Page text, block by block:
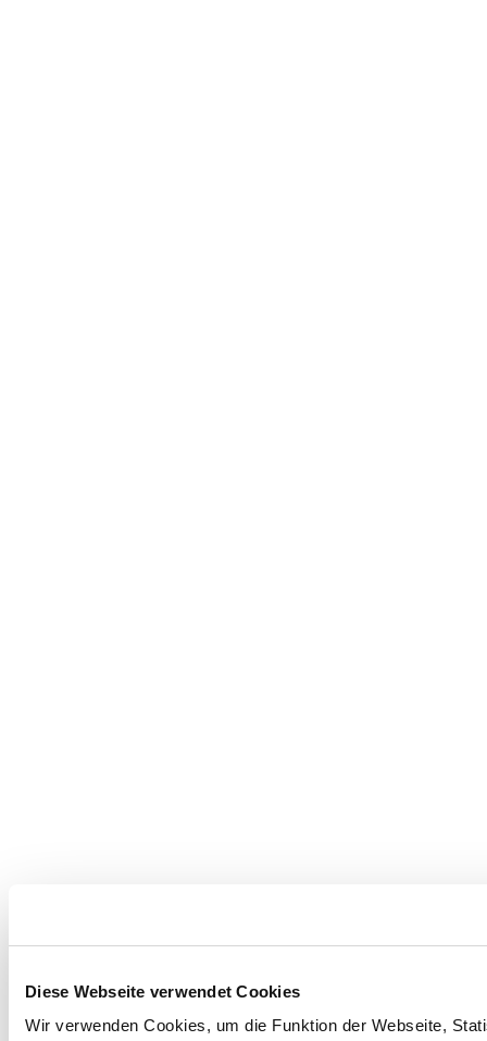
Diese Webseite verwendet Cookies
Wir verwenden Cookies, um die Funktion der Webseite,